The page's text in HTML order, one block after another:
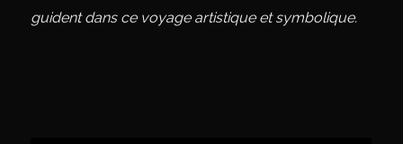
guident dans ce voyage artistique et symbolique.